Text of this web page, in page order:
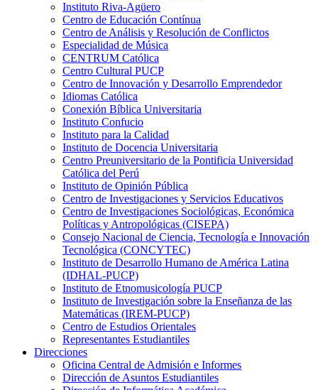
Instituto Riva-Agüero
Centro de Educación Contínua
Centro de Análisis y Resolución de Conflictos
Especialidad de Música
CENTRUM Católica
Centro Cultural PUCP
Centro de Innovación y Desarrollo Emprendedor
Idiomas Católica
Conexión Bíblica Universitaria
Instituto Confucio
Instituto para la Calidad
Instituto de Docencia Universitaria
Centro Preuniversitario de la Pontificia Universidad
Católica del Perú
Instituto de Opinión Pública
Centro de Investigaciones y Servicios Educativos
Centro de Investigaciones Sociológicas, Económica
Políticas y Antropológicas (CISEPA)
Consejo Nacional de Ciencia, Tecnología e Innovación
Tecnológica (CONCYTEC)
Instituto de Desarrollo Humano de América Latina
(IDHAL-PUCP)
Instituto de Etnomusicología PUCP
Instituto de Investigación sobre la Enseñanza de las
Matemáticas (IREM-PUCP)
Centro de Estudios Orientales
Representantes Estudiantiles
Direcciones
Oficina Central de Admisión e Informes
Dirección de Asuntos Estudiantiles